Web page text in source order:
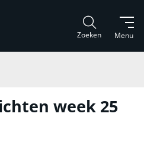
Menu
Zoeken
week 25